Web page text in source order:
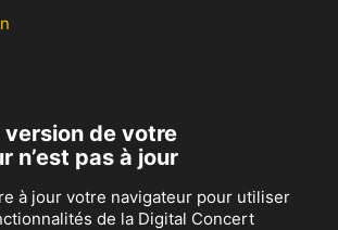
version de votre
n’est pas à jour
à jour votre navigateur pour utiliser
de la Digital Concert